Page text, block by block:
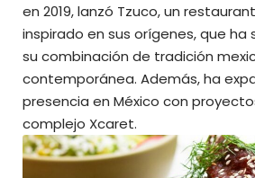
en 2019, lanzó Tzuco, un
inspirado en sus orígenes, que
su combinación de tradición
contemporánea. Además, ha
presencia en México con
complejo Xcaret.